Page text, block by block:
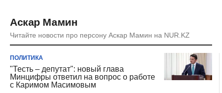
Аскар Мамин
Читайте новости про персону Аскар Мамин на NUR.KZ
ПОЛИТИКА
"Тесть – депутат": новый глава
Минцифры ответил на вопрос о работе
с Каримом Масимовым